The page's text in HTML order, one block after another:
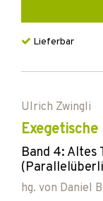
Lieferbar
Ulrich Zwingli
Band 4: Altes
hg. von Daniel